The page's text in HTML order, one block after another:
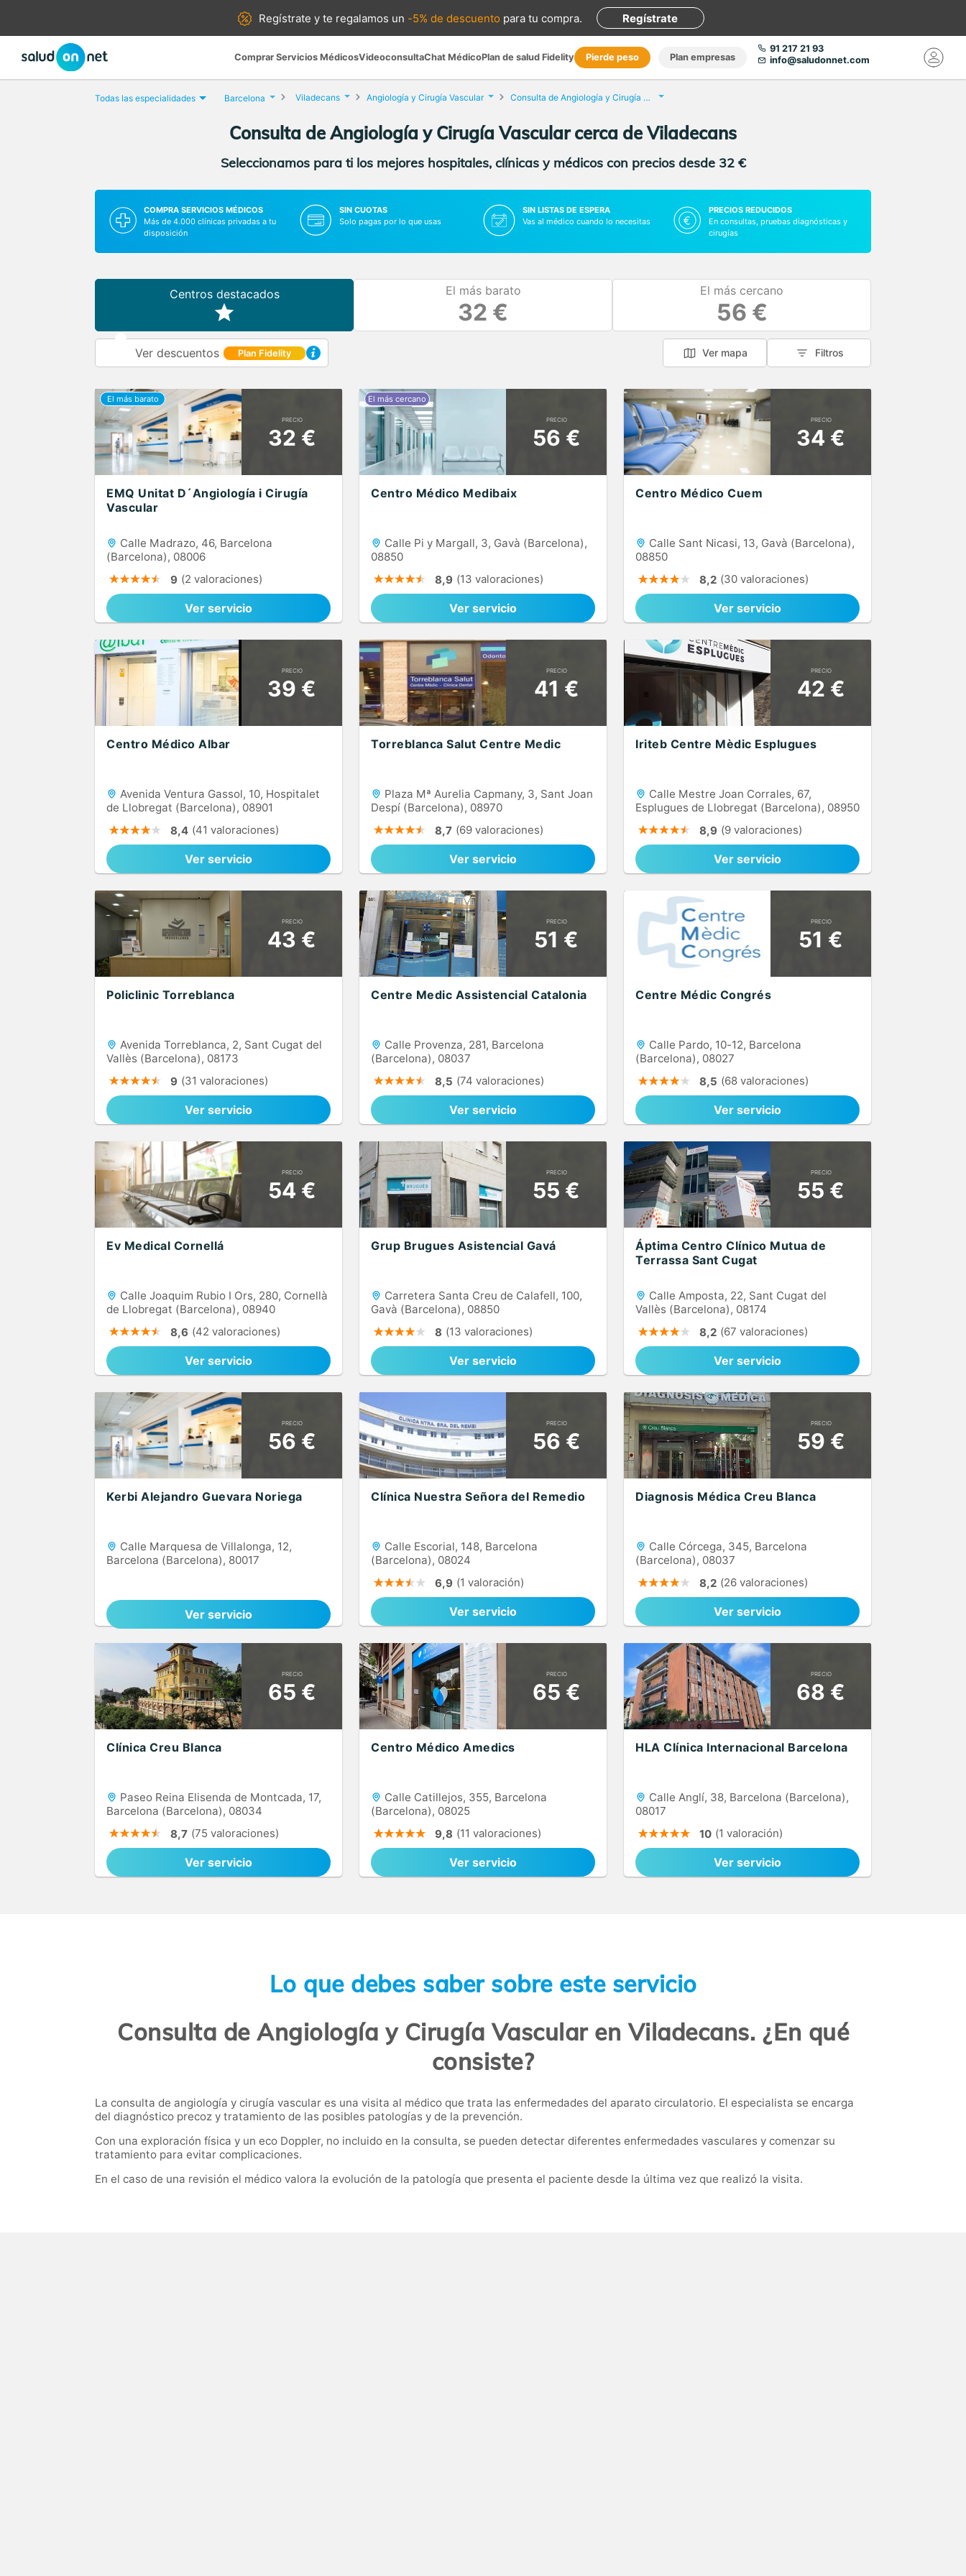
Regístrate yte regalamos un -5% de descuento para tu compra. Regístrate
Comprar Servicios MédicosVideoconsultaChat MédicoPlan de salud Fidelity Pierde peso Plan empresas
91 217 21 93
info@saludonnet.com
Todas las especialidades Barcelona Viladecans Angiología y Cirugía Vascular Consulta de Angiología y Cirugía Vascular
Consulta de Angiología y Cirugía Vascular cerca de Viladecans
Seleccionamos para ti los mejores hospitales, clínicas y médicos con precios desde 32 €
COMPRA SERVICIOS MÉDICOS
Más de 4.000 clínicas privadas a tu
disposición
SIN CUOTAS
Solo pagas por lo que usas
SIN LISTAS DE ESPERA
Vas al médico cuando lo necesitas
PRECIOS REDUCIDOS
En consultas, pruebas diagnósticas y
cirugías
Centros destacados El más barato
32 €
El más cercano
56 €
Ver descuentos Plan Fidelity Ver mapa Filtros
PRECIO
32 €
EMQ Unitat D´Angiología i Cirugía
Vascular
Calle Madrazo, 46, Barcelona
(Barcelona), 08006
9 (2 valoraciones)
Ver servicio
PRECIO
56 €
Centro Médico Medibaix
Calle Pi y Margall, 3, Gavà (Barcelona),
08850
8,9 (13 valoraciones)
Ver servicio
PRECIO
34 €
Centro Médico Cuem
Calle Sant Nicasi, 13, Gavà (Barcelona),
08850
8,2 (30 valoraciones)
Ver servicio
PRECIO
39 €
Centro Médico Albar
Avenida Ventura Gassol, 10, Hospitalet
de Llobregat (Barcelona), 08901
8,4 (41 valoraciones)
Ver servicio
PRECIO
41 €
Torreblanca Salut Centre Medic
Plaza Mª Aurelia Capmany, 3, Sant Joan
Despí (Barcelona), 08970
8,7 (69 valoraciones)
Ver servicio
PRECIO
42 €
Iriteb Centre Mèdic Esplugues
Calle Mestre Joan Corrales, 67,
Esplugues de Llobregat (Barcelona), 08950
8,9 (9 valoraciones)
Ver servicio
PRECIO
43 €
Policlinic Torreblanca
Avenida Torreblanca, 2, Sant Cugat del
Vallès (Barcelona), 08173
9 (31 valoraciones)
Ver servicio
PRECIO
51 €
Centre Medic Assistencial Catalonia
Calle Provenza, 281, Barcelona
(Barcelona), 08037
8,5 (74 valoraciones)
Ver servicio
PRECIO
51 €
Centre Médic Congrés
Calle Pardo, 10-12, Barcelona
(Barcelona), 08027
8,5 (68 valoraciones)
Ver servicio
PRECIO
54 €
Ev Medical Cornellá
Calle Joaquim Rubio I Ors, 280, Cornellà
de Llobregat (Barcelona), 08940
8,6 (42 valoraciones)
Ver servicio
PRECIO
55 €
Grup Brugues Asistencial Gavá
Carretera Santa Creu de Calafell, 100,
Gavà (Barcelona), 08850
8 (13 valoraciones)
Ver servicio
PRECIO
55 €
Áptima Centro Clínico Mutua de
Terrassa Sant Cugat
Calle Amposta, 22, Sant Cugat del
Vallès (Barcelona), 08174
8,2 (67 valoraciones)
Ver servicio
PRECIO
56 €
Kerbi Alejandro Guevara Noriega
Calle Marquesa de Villalonga, 12,
Barcelona (Barcelona), 80017
Ver servicio
PRECIO
56 €
Clínica Nuestra Señora del Remedio
Calle Escorial, 148, Barcelona
(Barcelona), 08024
6,9 (1 valoración)
Ver servicio
PRECIO
59 €
Diagnosis Médica Creu Blanca
Calle Córcega, 345, Barcelona
(Barcelona), 08037
8,2 (26 valoraciones)
Ver servicio
PRECIO
65 €
Clínica Creu Blanca
Paseo Reina Elisenda de Montcada, 17,
Barcelona (Barcelona), 08034
8,7 (75 valoraciones)
Ver servicio
PRECIO
65 €
Centro Médico Amedics
Calle Catillejos, 355, Barcelona
(Barcelona), 08025
9,8 (11 valoraciones)
Ver servicio
PRECIO
68 €
HLA Clínica Internacional Barcelona
Calle Anglí, 38, Barcelona (Barcelona),
08017
10 (1 valoración)
Ver servicio
Lo que debes saber sobre este servicio
Consulta de Angiología y Cirugía Vascular en Viladecans. ¿En qué
consiste?
La consulta de angiología y cirugía vascular es una visita al médico que trata las enfermedades del aparato circulatorio. El especialista se encarga
del diagnóstico precoz y tratamiento de las posibles patologías y de la prevención.
Con una exploración física y un eco Doppler, no incluido en la consulta, se pueden detectar diferentes enfermedades vasculares y comenzar su
tratamiento para evitar complicaciones.
En el caso de una revisión el médico valora la evolución de la patología que presenta el paciente desde la última vez que realizó la visita.